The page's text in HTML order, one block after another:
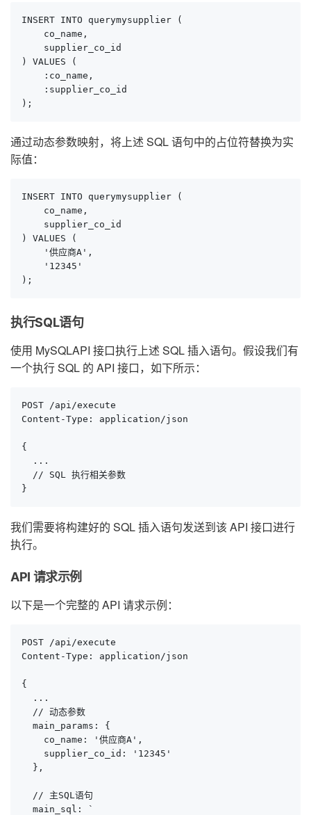
INSERT INTO querymysupplier (
    co_name,
    supplier_co_id
) VALUES (
    :co_name,
    :supplier_co_id
);
通过动态参数映射，将上述 SQL 语句中的占位符替换为实
际值：
INSERT INTO querymysupplier (
    co_name,
    supplier_co_id
) VALUES (
    '供应商A',
    '12345'
);
执行SQL语句
使用 MySQLAPI 接口执行上述 SQL 插入语句。假设我们有
一个执行 SQL 的 API 接口，如下所示：
POST /api/execute
Content-Type: application/json
{
  ...
  // SQL 执行相关参数
}
我们需要将构建好的 SQL 插入语句发送到该 API 接口进行
执行。
API 请求示例
以下是一个完整的 API 请求示例：
POST /api/execute
Content-Type: application/json
{
  ...
  // 动态参数
  main_params: {
    co_name: '供应商A',
    supplier_co_id: '12345'
  },
  // 主SQL语句
  main_sql: `